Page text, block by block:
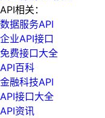
API相关：
数据服务API
企业API接口
免费接口大全
API百科
金融科技API
API接口大全
API资讯